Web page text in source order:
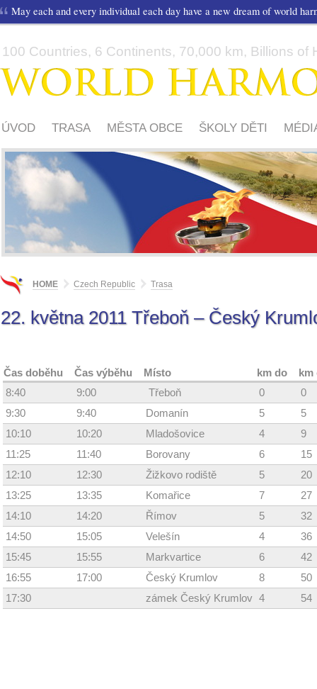
May each and every individual each day have a new dream of world
100 Countries, 6 Continents, 70,000 km, Billions of
ÚVOD TRASA MĚSTA OBCE ŠKOLY DĚTI
HOME Czech Republic Trasa
22. května 2011 Třeboň – Český
Čas doběhu Čas výběhu Místo km do
km
8:40
9:00 Třeboň 0
0
9:30
9:40 Domanín 5
5
10:10
10:20 Mladošovice 4
9
11:25
11:40 Borovany 6
15
12:10
12:30 Žižkovo rodiště 5
20
13:25
13:35 Komařice 7
27
14:10
14:20 Římov 5
32
14:50
15:05 Velešín 4
36
15:45
15:55 Markvartice 6
42
16:55
17:00 Český Krumlov 8
50
17:30
zámek Český Krumlov 4 54